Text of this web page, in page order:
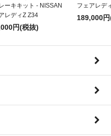
ーキキット - NISSAN
レディZ Z34
円(税抜)
フェアレデ
189,000